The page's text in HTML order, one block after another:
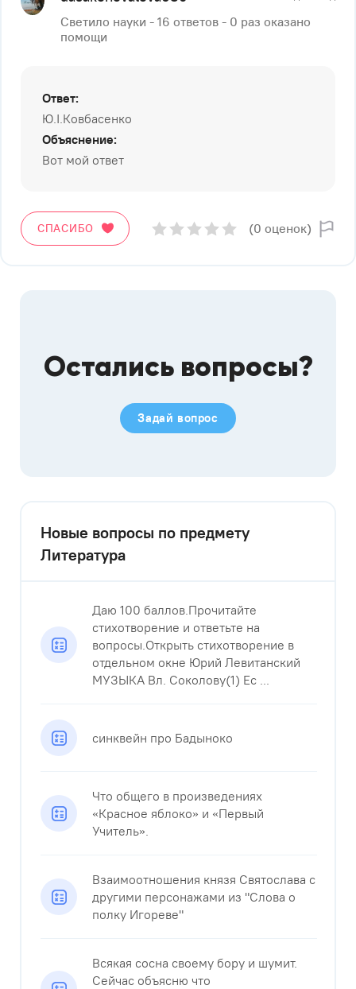
Светило науки - 16 ответов - 0 раз оказано
помощи
Ответ:
Ю.І.Ковбасенко
Объяснение:
Вот мой ответ
СПАСИБО (0 оценок)
Остались вопросы?
Задай вопрос
Новые вопросы по предмету
Литература
Даю 100 баллов.Прочитайте
стихотворение и ответьте на
вопросы.Открыть стихотворение в
отдельном окне Юрий Левитанский
МУЗЫКА Вл. Соколову(1) Ес ...
синквейн про Бадыноко
Что общего в произведениях
«Красное яблоко» и «Первый
Учитель».
Взаимоотношения князя Святослава с
другими персонажами из "Слова о
полку Игореве"
Всякая сосна своему бору и шумит.
Сейчас объясню что